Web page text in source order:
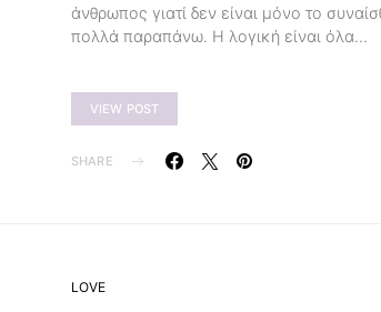
άνθρωπος γιατί δεν είναι μόνο το
πολλά παραπάνω. Η λογική είναι όλα…
VIEW POST
SHARE
LOVE